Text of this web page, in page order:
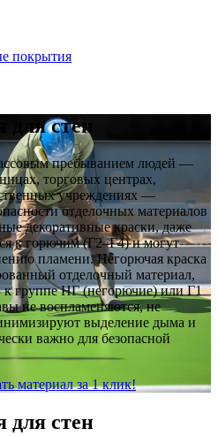
покрытия
для стен
пребыванием людей —
торговых центрах,
учреждениях —
отделочных материалов
декоративные краски, даже
к горючим (Г2–Г4) и могут
пламени. Негорючая краска
отделочный материал,
группе НГ (негорючие) или Г1
не воспламеняются, не
выделение дыма и
важно для безопасной
материал за 1 клик!
для стен